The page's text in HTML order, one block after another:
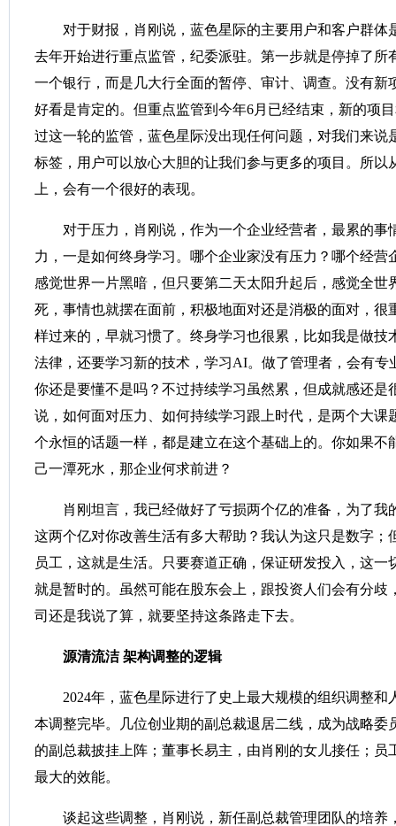
对于财报，肖刚说，蓝色星际的主要用户和客户群体
去年开始进行重点监管，纪委派驻。第一步就是停掉了所
一个银行，而是几大行全面的暂停、审计、调查。没有新
好看是肯定的。但重点监管到今年6月已经结束，新的项
过这一轮的监管，蓝色星际没出现任何问题，对我们来说
标签，用户可以放心大胆的让我们参与更多的项目。所以
上，会有一个很好的表现。
对于压力，肖刚说，作为一个企业经营者，最累的事
力，一是如何终身学习。哪个企业家没有压力？哪个经营
感觉世界一片黑暗，但只要第二天太阳升起后，感觉全世
死，事情也就摆在面前，积极地面对还是消极的面对，很
样过来的，早就习惯了。终身学习也很累，比如我是做技
法律，还要学习新的技术，学习AI。做了管理者，会有专
你还是要懂不是吗？不过持续学习虽然累，但成就感还是
说，如何面对压力、如何持续学习跟上时代，是两个大课
个永恒的话题一样，都是建立在这个基础上的。你如果不
己一潭死水，那企业何求前进？
肖刚坦言，我已经做好了亏损两个亿的准备，为了我
这两个亿对你改善生活有多大帮助？我认为这只是数字；
员工，这就是生活。只要赛道正确，保证研发投入，这一
就是暂时的。虽然可能在股东会上，跟投资人们会有分歧
司还是我说了算，就要坚持这条路走下去。
源清流洁 架构调整的逻辑
2024年，蓝色星际进行了史上最大规模的组织调整和
本调整完毕。几位创业期的副总裁退居二线，成为战略委
的副总裁披挂上阵；董事长易主，由肖刚的女儿接任；员
最大的效能。
谈起这些调整，肖刚说，新任副总裁管理团队的培养